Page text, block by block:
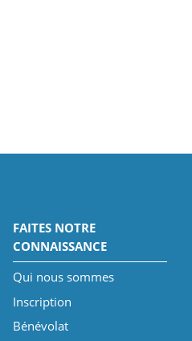
FAITES NOTRE
CONNAISSANCE
Qui nous sommes
Inscription
Bénévolat